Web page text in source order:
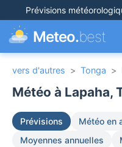
Prévisions
Meteo.best
vers d'autres > Tonga >
Météo à
Prévisions Météo en
Moyennes annuelles